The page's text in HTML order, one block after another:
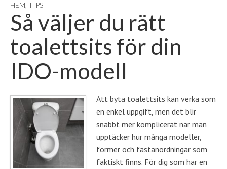
HEM, TIPS
Så väljer du rätt
toalettsits för din
IDO-modell
Att byta toalettsits kan verka som
en enkel uppgift, men det blir
snabbt mer komplicerat när man
upptäcker hur många modeller,
former och fästanordningar som
faktiskt finns. För dig som har en